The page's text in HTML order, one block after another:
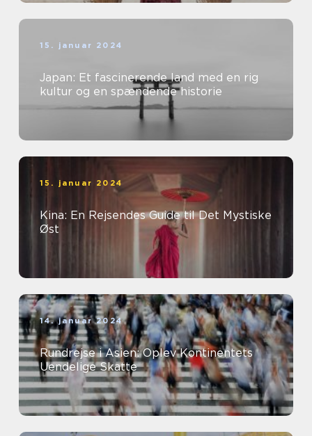
15. januar 2024
Japan: Et fascinerende land med en rig
kultur og en spændende historie
15. januar 2024
Kina: En Rejsendes Guide til Det Mystiske
Øst
14. januar 2024
Rundrejse i Asien: Oplev Kontinentets
Uendelige Skatte